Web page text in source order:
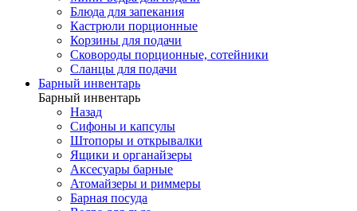
Блюда для запекания
Кастрюли порционные
Корзины для подачи
Сковороды порционные, сотейники
Сланцы для подачи
Барный инвентарь
Барный инвентарь
Назад
Сифоны и капсулы
Штопоры и открывалки
Ящики и органайзеры
Аксесуары барные
Атомайзеры и риммеры
Барная посуда